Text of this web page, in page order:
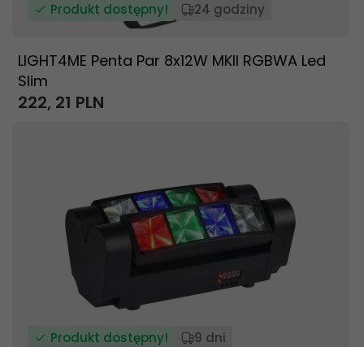
Produkt dostępny! 24 godziny
LIGHT4ME Penta Par 8x12W MKII RGBWA Led
Slim
222, 21 PLN
Produkt dostępny! 9 dni